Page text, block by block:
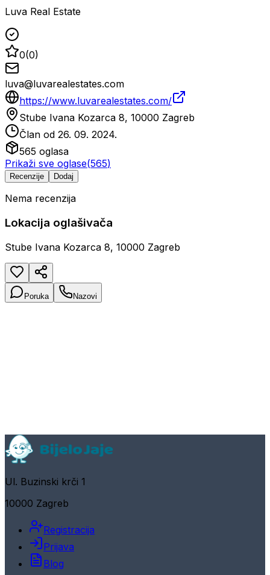
Luva Real Estate
0(0)
luva@luvarealestates.com
https://www.luvarealestates.com/
Stube Ivana Kozarca 8, 10000 Zagreb
Član od 26. 09. 2024.
565 oglasa
Prikaži sve oglase(565)
Recenzije Dodaj
Nema recenzija
Lokacija oglašivača
Stube Ivana Kozarca 8, 10000 Zagreb
Poruka Nazovi
Ul. Buzinski krči 1
10000 Zagreb
Registracija
Prijava
Blog